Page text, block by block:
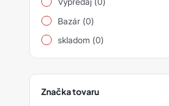
siawat
Ostatní
Bazár (0)
skladom (0)
Značka tovaru